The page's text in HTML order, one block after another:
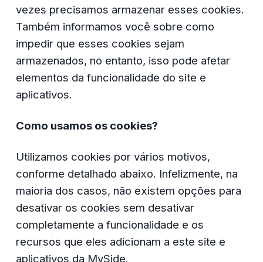
vezes precisamos armazenar esses cookies.
Também informamos você sobre como
impedir que esses cookies sejam
armazenados, no entanto, isso pode afetar
elementos da funcionalidade do site e
aplicativos.
Como usamos os cookies?
Utilizamos cookies por vários motivos,
conforme detalhado abaixo. Infelizmente, na
maioria dos casos, não existem opções para
desativar os cookies sem desativar
completamente a funcionalidade e os
recursos que eles adicionam a este site e
aplicativos da MySide.